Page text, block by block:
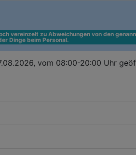
vereinzelt zu Abweichungen von den
Dinge beim Personal.
vom 08:00-20:00 Uhr